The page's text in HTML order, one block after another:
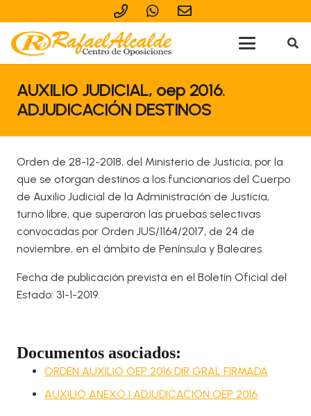
AUXILIO JUDICIAL, oep 2016.
ADJUDICACIÓN DESTINOS
Orden de 28-12-2018, del Ministerio de Justicia, por la
que se otorgan destinos a los funcionarios del Cuerpo
de Auxilio Judicial de la Administración de Justicia,
turno libre, que superaron las pruebas selectivas
convocadas por Orden JUS/1164/2017, de 24 de
noviembre, en el ámbito de Península y Baleares.
Fecha de publicación prevista en el Boletín Oficial del
Estado: 31-1-2019.
Documentos asociados:
ORDEN AUXILIO OEP 2016 DIR GRAL FIRMADA
AUXILIO ANEXO I ADJUDICACION OEP 2016